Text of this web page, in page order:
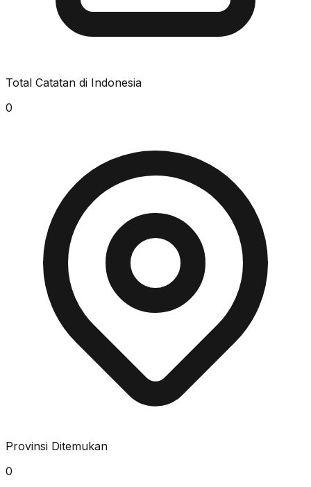
Total Catatan di Indonesia
0
Provinsi Ditemukan
0